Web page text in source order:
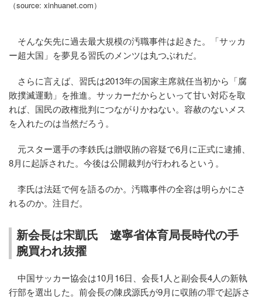
（source: xinhuanet.com）
そんな矢先に過去最大規模の汚職事件は起きた。「サッカ
ー超大国」を夢見る習氏のメンツは丸つぶれだ。
さらに言えば、習氏は2013年の国家主席就任当初から「腐
敗撲滅運動」を推進。サッカーだからといって甘い対応を取
れば、国民の政権批判につながりかねない。容赦のないメス
を入れたのは当然だろう。
元スター選手の李鉄氏は贈収賄の容疑で6月に正式に逮捕、
8月に起訴された。今後は公開裁判が行われるという。
李氏は法廷で何を語るのか。汚職事件の全容は明らかにさ
れるのか。注目だ。
新会長は宋凱氏 遼寧省体育局長時代の手
腕買われ抜擢
中国サッカー協会は10月16日、会長1人と副会長4人の新執
行部を選出した。前会長の陳戌源氏が9月に収賄の罪で起訴さ